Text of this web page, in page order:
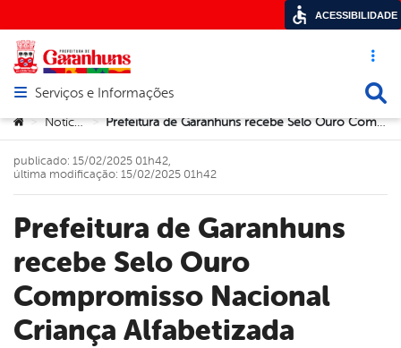
Acesso
Abrir menu principal de navegação
Serviços e Informações
Você está aqui:
> Notícias > Prefeitura de Garanhuns recebe Selo Ouro Compromisso Nacional Criança Alfabetizada
Prefeitura de Garanhuns
recebe Selo Ouro
Compromisso Nacional
Criança Alfabetizada
publicado: 15/02/2025 01h42,
última modificação: 15/02/2025 01h42
ACESSIBILIDADE